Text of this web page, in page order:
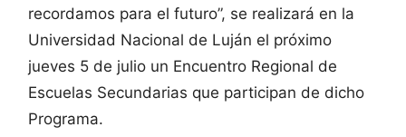
recordamos para el futuro”, se realizará en la
Universidad Nacional de Luján el próximo
jueves 5 de julio un Encuentro Regional de
Escuelas Secundarias que participan de dicho
Programa.